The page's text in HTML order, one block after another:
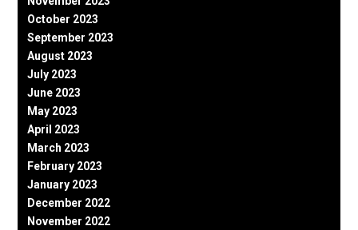
October 2023
September 2023
August 2023
July 2023
June 2023
May 2023
April 2023
March 2023
February 2023
January 2023
December 2022
November 2022